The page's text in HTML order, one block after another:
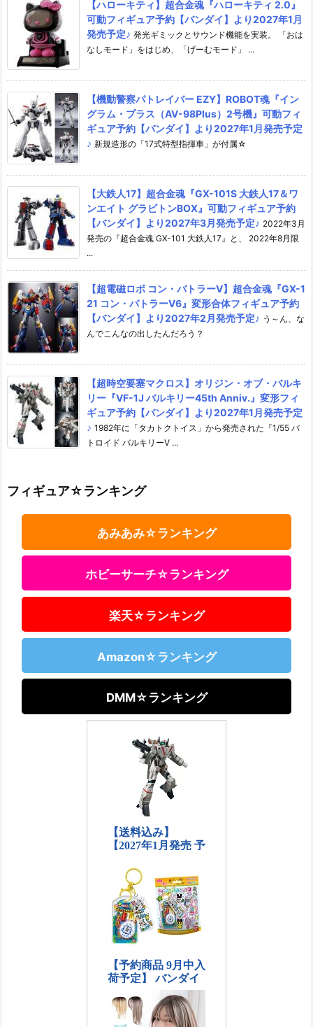
【ハローキティ】超合金魂『ハローキティ 2.0』
可動フィギュア予約【バンダイ】より2027年1月
発売予定♪ 発光ギミックとサウンド機能を実装。 「おは
なしモード」をはじめ、「げーむモード」 ...
【機動警察パトレイバー EZY】ROBOT魂『イン
グラム・プラス（AV-98Plus）2号機』可動フィ
ギュア予約【バンダイ】より2027年1月発売予定
♪ 新規造形の「17式特型指揮車」が付属☆
【大鉄人17】超合金魂『GX-101S 大鉄人17＆ワ
ンエイト グラビトンBOX』可動フィギュア予約
【バンダイ】より2027年3月発売予定♪ 2022年3月
発売の『超合金魂 GX-101 大鉄人17』と、 2022年8月限
...
【超電磁ロボ コン・バトラーV】超合金魂『GX-1
21 コン・バトラーV6』変形合体フィギュア予約
【バンダイ】より2027年2月発売予定♪ う～ん、な
んでこんなの出したんだろう？
【超時空要塞マクロス】オリジン・オブ・バルキ
リー『VF-1J バルキリー45th Anniv.』変形フィ
ギュア予約【バンダイ】より2027年1月発売予定
♪ 1982年に「タカトクトイス」から発売された『1/55 バ
トロイド バルキリーV ...
フィギュア☆ランキング
あみあみ☆ランキング
ホビーサーチ☆ランキング
楽天☆ランキング
Amazon☆ランキング
DMM☆ランキング